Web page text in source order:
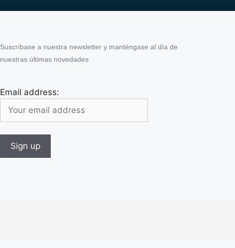
Suscríbase a nuestra newsletter y manténgase al día de
nuestras últimas novedades
Email address: